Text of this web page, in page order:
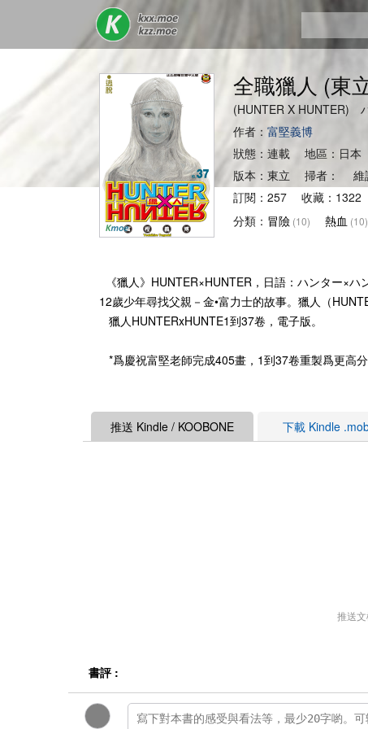
全職獵人 (東
(HUNTER X HUNTER)
作者： 富堅義博
狀態：連載 地區：日
版本：東立 掃者： 維
訂閱：257 收藏：
分類： 冒險 (10) 熱血 (10)
《獵人》HUNTER×HUNTER，日語：ハンター×
12歲少年尋找父親－金•富力士的故事。獵人（
獵人HUNTERxHUNTE1到37卷，電子版。
*爲慶祝富堅老師完成405畫，1到37卷重製爲更高
推送 Kindle / KOOBONE 下載 Kindle
推送
書評 :